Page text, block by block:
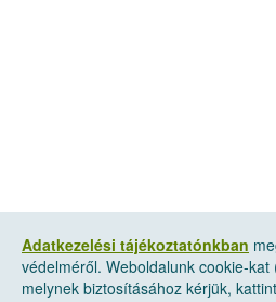
Adatkezelési tájékoztatónkban
védelméről. Weboldalunk cookie-
melynek biztosításához kérjük,